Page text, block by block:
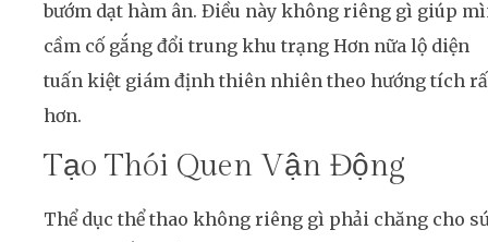
bướm dạt hàm ân. Điều này không riêng gì giúp
cầm cố gắng đổi trung khu trạng Hơn nữa lộ diện
tuấn kiệt giám định thiên nhiên theo hướng tích
hơn.
Tạo Thói Quen Vận Động
Thể dục thể thao không riêng gì phải chăng cho